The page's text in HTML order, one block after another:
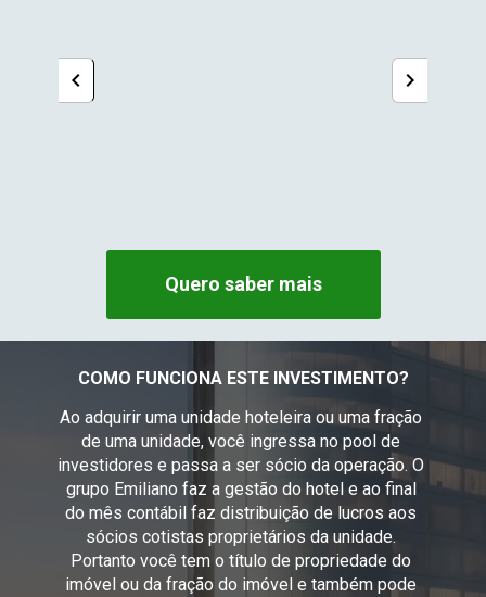
Quero saber mais
COMO FUNCIONA ESTE INVESTIMENTO?
Ao adquirir uma unidade hoteleira ou uma fração
de uma unidade, você ingressa no pool de
investidores e passa a ser sócio da operação. O
grupo Emiliano faz a gestão do hotel e ao final
do mês contábil faz distribuição de lucros aos
sócios cotistas proprietários da unidade.
Portanto você tem o título de propriedade do
imóvel ou da fração do imóvel e também pode